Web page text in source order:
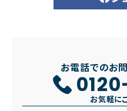
お電話でのお
お気軽に